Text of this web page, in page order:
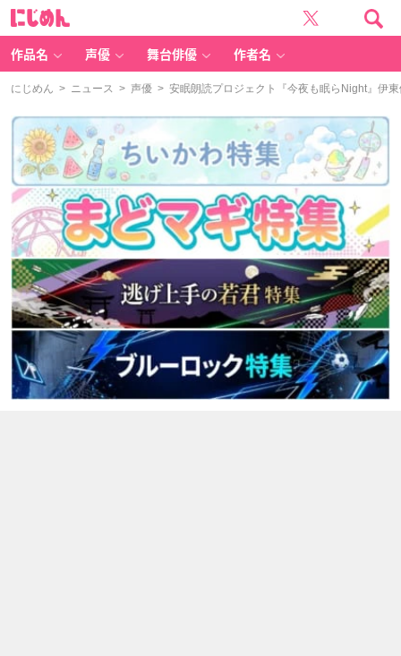
作品名 声優 舞台俳優 作者名
にじめん > ニュース > 声優 > 安眠朗読プロジェクト『今夜も眠らNight』伊